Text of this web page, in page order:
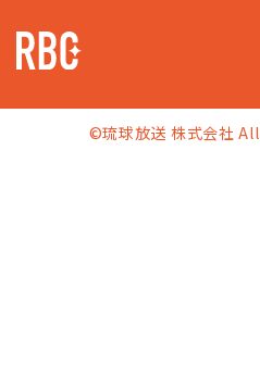
©琉球放送 株式会社